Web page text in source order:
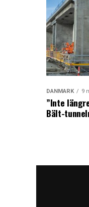
DANMARK 9
”Inte
Bält-